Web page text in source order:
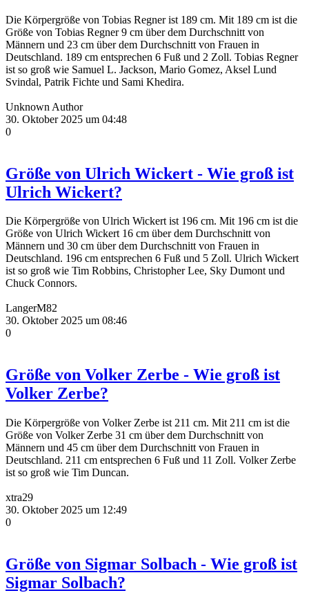
Die Körpergröße von Tobias Regner ist 189 cm. Mit 189 cm ist die
Größe von Tobias Regner 9 cm über dem Durchschnitt von
Männern und 23 cm über dem Durchschnitt von Frauen in
Deutschland. 189 cm entsprechen 6 Fuß und 2 Zoll. Tobias Regner
ist so groß wie Samuel L. Jackson, Mario Gomez, Aksel Lund
Svindal, Patrik Fichte und Sami Khedira.
Unknown Author
30. Oktober 2025 um 04:48
0
Größe von Ulrich Wickert - Wie groß ist
Ulrich Wickert?
Die Körpergröße von Ulrich Wickert ist 196 cm. Mit 196 cm ist die
Größe von Ulrich Wickert 16 cm über dem Durchschnitt von
Männern und 30 cm über dem Durchschnitt von Frauen in
Deutschland. 196 cm entsprechen 6 Fuß und 5 Zoll. Ulrich Wickert
ist so groß wie Tim Robbins, Christopher Lee, Sky Dumont und
Chuck Connors.
LangerM82
30. Oktober 2025 um 08:46
0
Größe von Volker Zerbe - Wie groß ist
Volker Zerbe?
Die Körpergröße von Volker Zerbe ist 211 cm. Mit 211 cm ist die
Größe von Volker Zerbe 31 cm über dem Durchschnitt von
Männern und 45 cm über dem Durchschnitt von Frauen in
Deutschland. 211 cm entsprechen 6 Fuß und 11 Zoll. Volker Zerbe
ist so groß wie Tim Duncan.
xtra29
30. Oktober 2025 um 12:49
0
Größe von Sigmar Solbach - Wie groß ist
Sigmar Solbach?